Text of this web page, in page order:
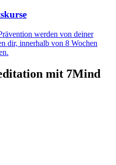
werden von deiner
dir, innerhalb von 8 Wochen
mit 7Mind